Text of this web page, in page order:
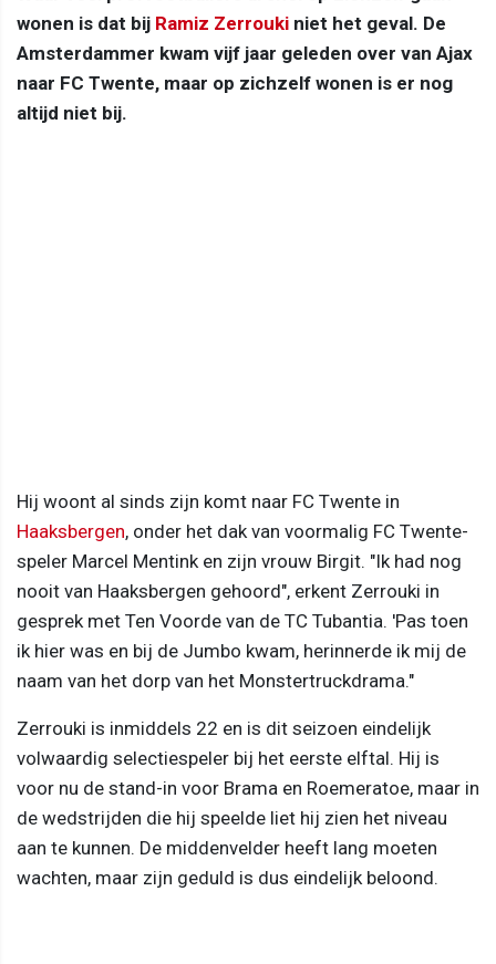
wonen is dat bij Ramiz Zerrouki niet het geval. De
Amsterdammer kwam vijf jaar geleden over van Ajax
naar FC Twente, maar op zichzelf wonen is er nog
altijd niet bij.
Hij woont al sinds zijn komt naar FC Twente in
Haaksbergen, onder het dak van voormalig FC Twente-
speler Marcel Mentink en zijn vrouw Birgit. "Ik had nog
nooit van Haaksbergen gehoord", erkent Zerrouki in
gesprek met Ten Voorde van de TC Tubantia. 'Pas toen
ik hier was en bij de Jumbo kwam, herinnerde ik mij de
naam van het dorp van het Monstertruckdrama."
Zerrouki is inmiddels 22 en is dit seizoen eindelijk
volwaardig selectiespeler bij het eerste elftal. Hij is
voor nu de stand-in voor Brama en Roemeratoe, maar in
de wedstrijden die hij speelde liet hij zien het niveau
aan te kunnen. De middenvelder heeft lang moeten
wachten, maar zijn geduld is dus eindelijk beloond.